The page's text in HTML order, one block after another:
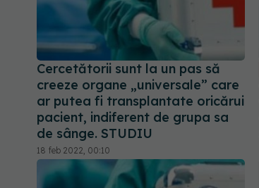
Cercetătorii sunt la un pas să
creeze organe „universale” care
ar putea fi transplantate oricărui
pacient, indiferent de grupa sa
de sânge. STUDIU
18 feb 2022, 00:10